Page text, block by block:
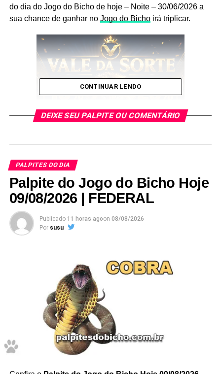
do dia do Jogo do Bicho de hoje – Noite – 30/06/2026 a
sua chance de ganhar no Jogo do Bichoirá triplicar.
E esses palpites são os melhores que encontrará no
Google.
Dessa forma, para acompanhar previsões atualizadas
diariamente, acesse também a página de palpites do jogo
do bicho hoje.
Confira Aqui
CONTINUAR LENDO
DEIXE SEU PALPITE OU COMENTÁRIO
PALPITES DO DIA
Palpite do Jogo do Bicho Hoje
09/08/2026 | FEDERAL
Publicado 11 horas agoon 08/08/2026
Por susu